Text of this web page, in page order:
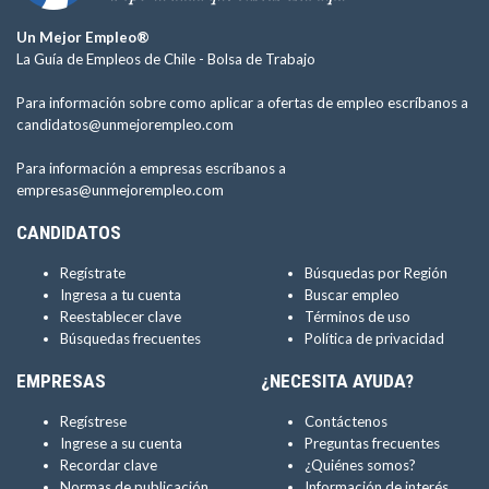
Un Mejor Empleo®
La Guía de Empleos de Chile - Bolsa de Trabajo
Para información sobre como aplicar a ofertas de empleo escríbanos a
candidatos@unmejorempleo.com
Para información a empresas escríbanos a
empresas@unmejorempleo.com
CANDIDATOS
Regístrate
Ingresa a tu cuenta
Reestablecer clave
Búsquedas frecuentes
Búsquedas por Región
Buscar empleo
Términos de uso
Política de privacidad
EMPRESAS
Regístrese
Ingrese a su cuenta
Recordar clave
¿NECESITA AYUDA?
Contáctenos
Preguntas frecuentes
¿Quiénes somos?